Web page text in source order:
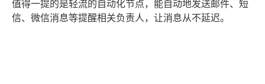
值得一提的是轻流的自动化节点，能自动地发送邮件、短
信、微信消息等提醒相关负责人，让消息从不延迟。